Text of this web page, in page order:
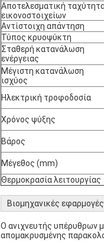
Αποτελεσματική
εικονοστοιχείων
Αντίστοιχη απάντηση
Τύπος κρυοψύκτη
Σταθερή κατανάλωση
ενέργειας
Μέγιστη κατανάλωση
ισχύος
Ηλεκτρική τροφοδοσία
Χρόνος ψύξης
Βάρος
Μέγεθος (mm)
Θερμοκρασία λειτουργίας
Βιομηχανικές εφαρμογές
Ο ανιχνευτής υπέρυθρων
απομακρυσμένης